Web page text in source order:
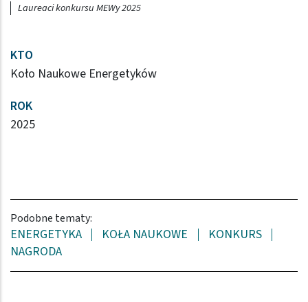
Laureaci konkursu MEWy 2025
KTO
Koło Naukowe Energetyków
ROK
2025
Podobne tematy:
ENERGETYKA KOŁA NAUKOWE
KONKURS
NAGRODA